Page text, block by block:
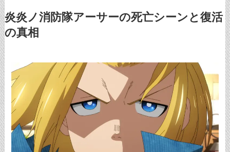
炎炎ノ消防隊アーサーの死亡シーンと復活
の真相